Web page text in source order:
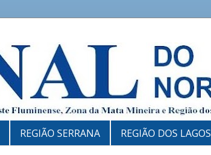
REGIÃO SERRANA REGIÃO DOS LAGOS